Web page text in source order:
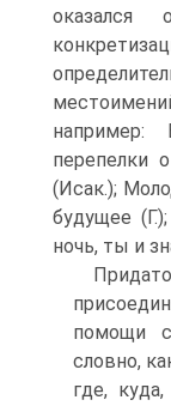
оказался
перепелки
(Исак.);
будущее
ночь, ты и
помощи
словно,
где,